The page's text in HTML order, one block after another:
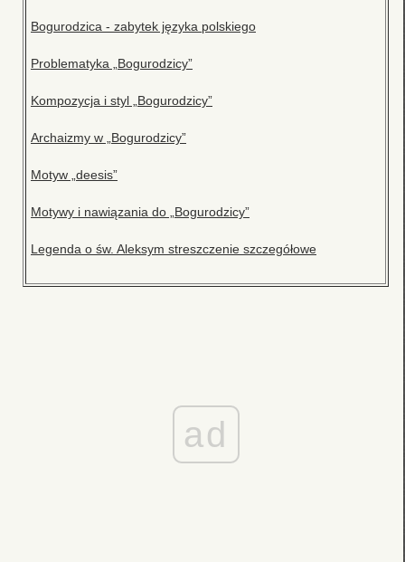
Bogurodzica - zabytek języka polskiego
Problematyka „Bogurodzicy”
Kompozycja i styl „Bogurodzicy”
Archaizmy w „Bogurodzicy”
Motyw „deesis”
Motywy i nawiązania do „Bogurodzicy”
Legenda o św. Aleksym streszczenie szczegółowe
ad